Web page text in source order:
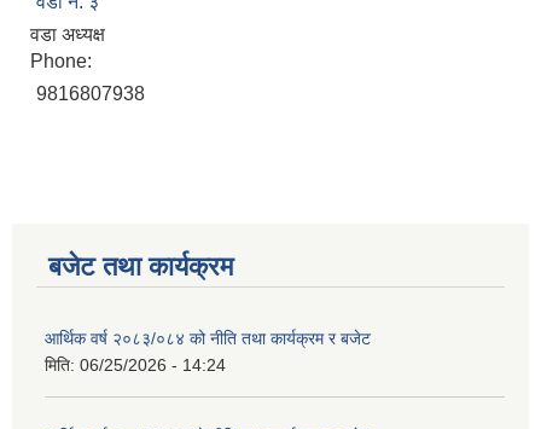
वडा अध्यक्ष
Phone:
9816807938
बजेट तथा कार्यक्रम
आर्थिक वर्ष २०८३/०८४ को नीति तथा कार्यक्रम र बजेट
मिति: 06/25/2026 - 14:24